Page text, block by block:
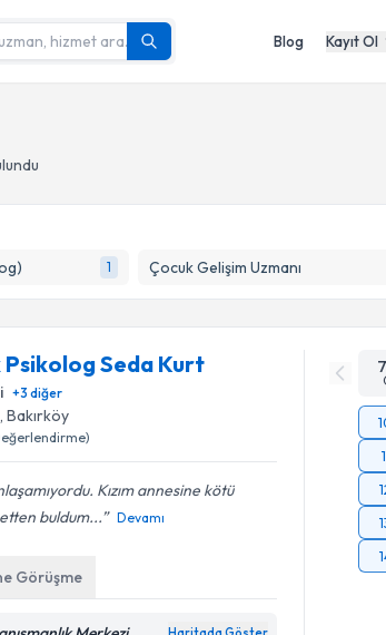
Blog Kayıt Ol
1 Çocuk Gelişim Uzmanı
Psikolog Seda Kurt
+3 diğer
, Bakırköy
Kızım annesine kötü
buldum...
Devamı
Görüşme